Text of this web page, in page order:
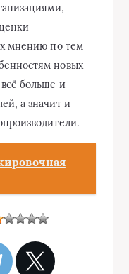
мнению по тем
новых
больше и
а значит и